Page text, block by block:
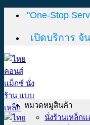
"One-Stop
เปิดบริการ จั
หมวดหมูสินค้า
นั่งร้านเหล็ก